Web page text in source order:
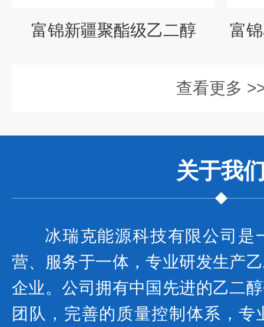
富锦新疆聚酯级乙二醇 富
查看更多
关于我
冰瑞克能源科技有限公司是
营、服务于一体，专业研发生产
企业。公司拥有中国先进的乙二
团队，完善的质量控制体系，